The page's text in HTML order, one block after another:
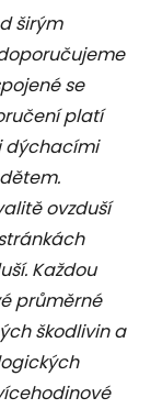
širým
se
platí
dýchacími
ovzduší
Každou
průměrné
škodlivin a